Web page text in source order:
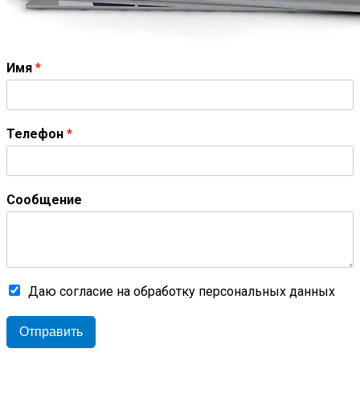
Имя *
Телефон *
Сообщение
Даю согласие на обработку персональных данных
Отправить